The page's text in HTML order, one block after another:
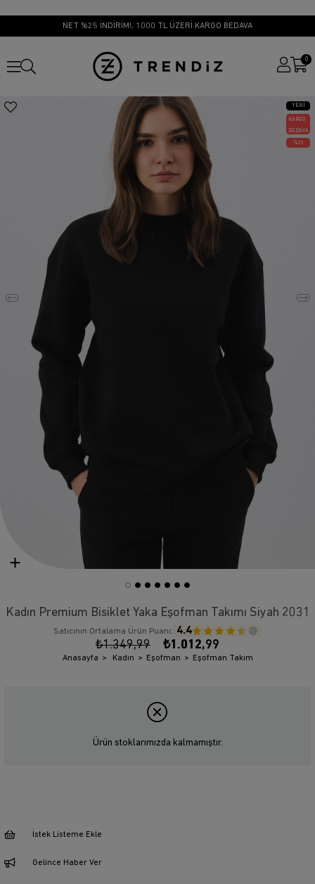
NET %25 İNDİRİM!, 1000 TL ÜZERİ KARGO BEDAVA
0
YENI
ÜRÜN
KARGO
BEDAVA
25
Kadın Premium Bisiklet Yaka Eşofman Takımı Siyah 2031
Satıcının Ortalama Ürün Puanı: 4.4
₺1.349,99 ₺1.012,99
Anasayfa Kadın Eşofman Eşofman Takım
Ürün stoklarımızda kalmamıştır.
İstek Listeme Ekle
Gelince Haber Ver